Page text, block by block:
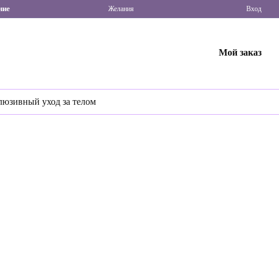
Желания Вход
Мой заказ
уход за телом